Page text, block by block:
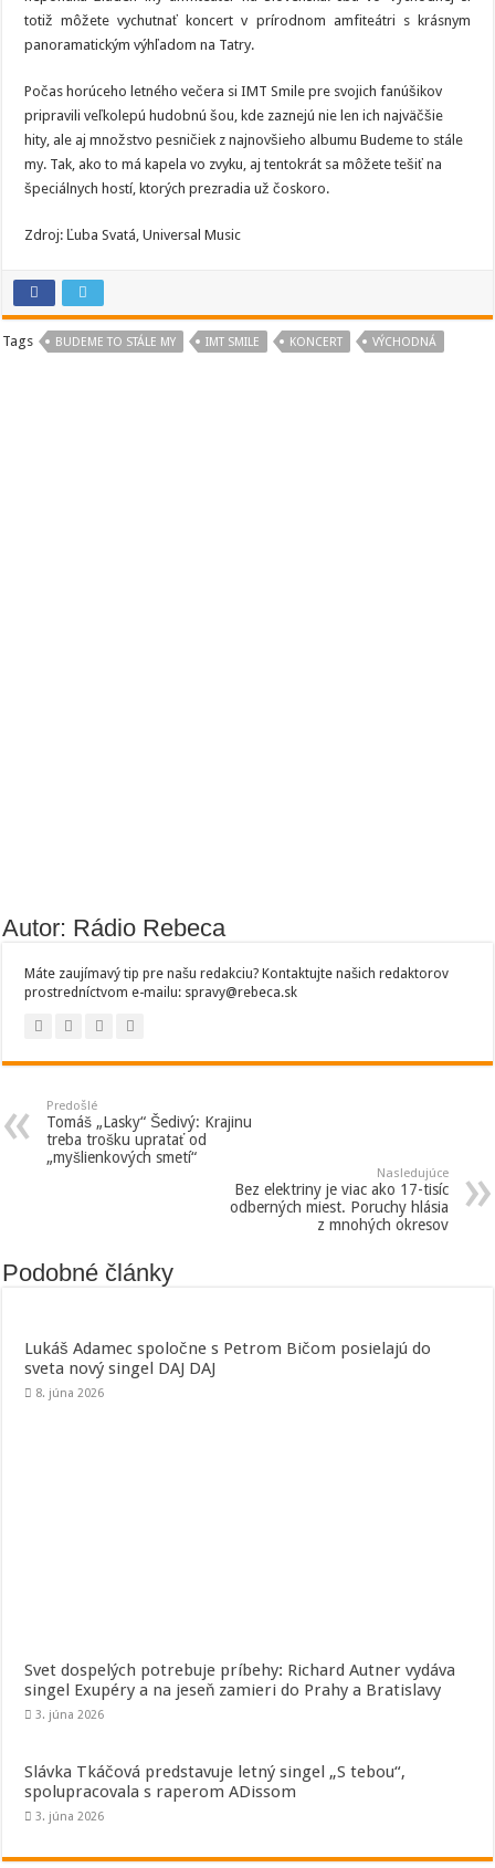
totiž môžete vychutnať koncert v prírodnom amfiteátri s krásnym
panoramatickým výhľadom na Tatry.
Počas horúceho letného večera si IMT Smile pre svojich fanúšikov
pripravili veľkolepú hudobnú šou, kde zaznejú nie len ich najväčšie
hity, ale aj množstvo pesničiek z najnovšieho albumu Budeme to stále
my. Tak, ako to má kapela vo zvyku, aj tentokrát sa môžete tešiť na
špeciálnych hostí, ktorých prezradia už čoskoro.
Zdroj: Ľuba Svatá, Universal Music
Tags BUDEME TO STÁLE MY IMT SMILE KONCERT VÝCHODNÁ
Autor: Rádio Rebeca
Máte zaujímavý tip pre našu redakciu? Kontaktujte našich redaktorov
prostredníctvom e-mailu: spravy@rebeca.sk
Predošlé
Tomáš „Lasky“ Šedivý: Krajinu
treba trošku upratať od
„myšlienkových smetí“
Nasledujúce
Bez elektriny je viac ako 17-tisíc
odberných miest. Poruchy hlásia
z mnohých okresov
Podobné články
Lukáš Adamec spoločne s Petrom Bičom posielajú do
sveta nový singel DAJ DAJ
8. júna 2026
Svet dospelých potrebuje príbehy: Richard Autner vydáva
singel Exupéry a na jeseň zamieri do Prahy a Bratislavy
3. júna 2026
Slávka Tkáčová predstavuje letný singel „S tebou“,
spolupracovala s raperom ADissom
3. júna 2026